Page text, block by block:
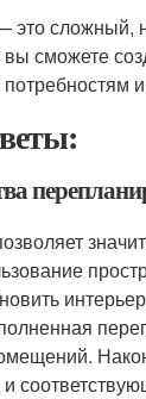
сможете